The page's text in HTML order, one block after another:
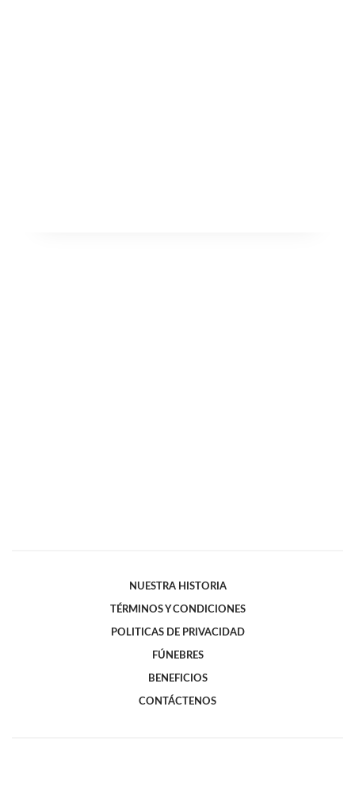
NUESTRA HISTORIA
TÉRMINOS Y CONDICIONES
POLITICAS DE PRIVACIDAD
FÚNEBRES
BENEFICIOS
CONTÁCTENOS